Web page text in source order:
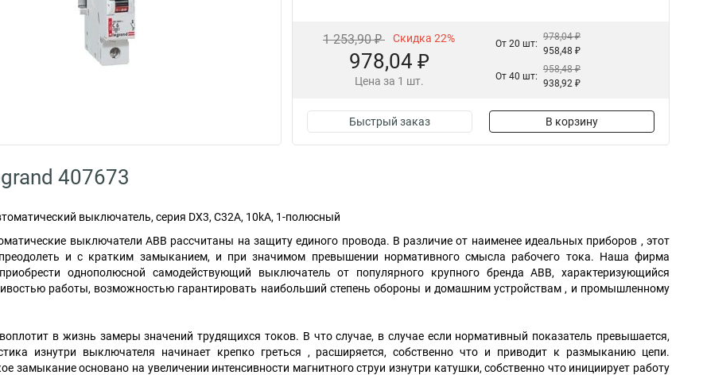
1 253,90 ₽ Скидка 22%
978,04 ₽
Цена за 1 шт.
От 20 шт:
978,04 ₽
958,48 ₽
От 40 шт:
958,48 ₽
938,92 ₽
Быстрый заказ В корзину
407673
выключатель, серия DX3, С32A, 10kA, 1-полюсный
выключатели АВВ рассчитаны на защиту единого провода. В различие от наименее идеальных приборов , этот
преодолеть и с кратким замыканием, и при значимом превышении нормативного смысла рабочего тока. Наша фирма
однополюсной самодействующий выключатель от популярного крупного бренда ABB, характеризующийся
работы, возможностью гарантировать наибольший степень обороны и домашним устройствам , и промышленному
в жизнь замеры значений трудящихся токов. В что случае, в случае если нормативный показатель превышается,
изнутри выключателя начинает крепко греться , расширяется, собственно что и приводит к размыканию цепи.
замыкание основано на увеличении интенсивности магнитного струи изнутри катушки, собственно что инициирует работу